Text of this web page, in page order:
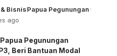
BisnisPapua Pegunungan
ago
Pegunungan
Beri Bantuan Modal